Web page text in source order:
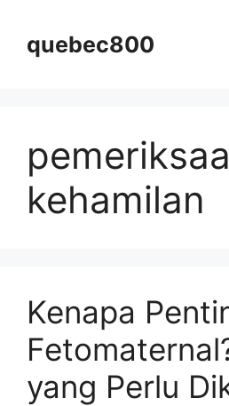
contentquebec800
kehamilan
Kenapa
yang Perlu